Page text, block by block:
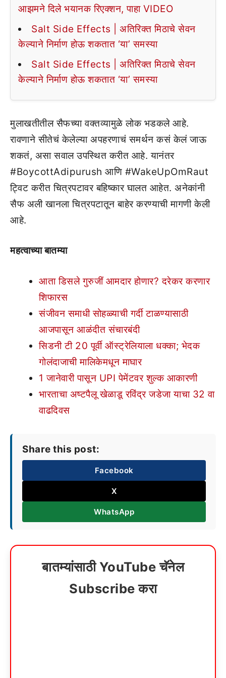
आझमने दिले भयानक रिएक्शन, पाहा VIDEO
Salt Side Effects | अतिरिक्त मिठाचे सेवन
केल्याने निर्माण होऊ शकतात ‘या’ समस्या
Salt Side Effects | अतिरिक्त मिठाचे सेवन
केल्याने निर्माण होऊ शकतात ‘या’ समस्या
मुलाखतीतील सैफच्या वक्तव्यामुळे लोक भडकले आहे.
रावणाने सीतेचं केलेल्या अपहरणाचं समर्थन कसं केलं जाऊ
शकतं, असा सवाल उपस्थित करीत आहे. यानंतर
#BoycottAdipurush आणि #WakeUpOmRaut
ट्विट करीत चित्रपटावर बहिष्कार घालत आहेत. अनेकांनी
सैफ अली खानला चित्रपटातून बाहेर करण्याची मागणी केली
आहे.
महत्वाच्या बातम्या
आता डिसले गुरुजीं आमदार होणार? दरेकर करणार
शिफारस
संजीवन समाधी सोहळ्याची गर्दी टाळण्यासाठी
आजपासून आळंदीत संचारबंदी
सिडनी टी 20 पूर्वी ऑस्ट्रेलियाला धक्का; भेदक
गोलंदाजाची मालिकेमधून माघार
1 जानेवारी पासून UPI पेमेंटवर शुल्क आकारणी
भारताचा अष्टपैलू खेळाडू रविंद्र जडेजा याचा 32 वा
वाढदिवस
Share this post:
Facebook
X
WhatsApp
बातम्यांसाठी YouTube चॅनेल
Subscribe करा